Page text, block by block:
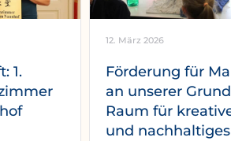
1.
12. März 2026
Förderung für
an unserer
Raum für
und